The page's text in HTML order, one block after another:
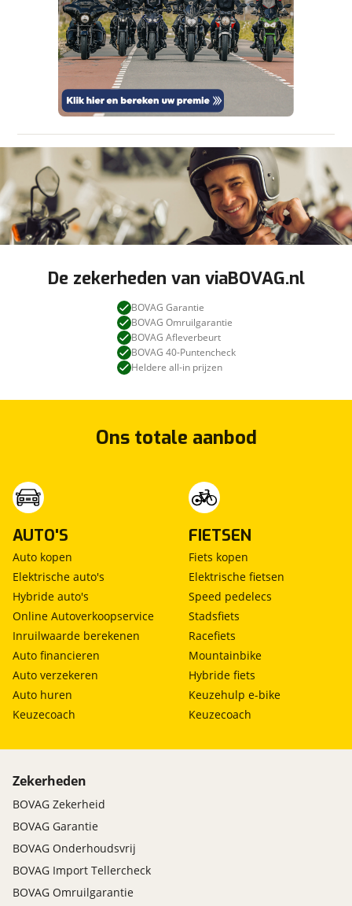
viaBOVAG.nl verwerkt je persoonsgegevens
om je aanvraag zo goed mogelijk bij de
aanbieder te brengen. Lees hier meer over in
onzeprivacyverklaring .
Stuur mijn bevinding door
De zekerheden van viaBOVAG.nl
BOVAG Garantie
BOVAG Omruilgarantie
BOVAG Afleverbeurt
BOVAG 40-Puntencheck
Heldere all-in prijzen
Ons totale aanbod
AUTO'S
Auto kopen
Elektrische auto's
Hybride auto's
Online Autoverkoopservice
Inruilwaarde berekenen
Auto financieren
Auto verzekeren
Auto huren
Keuzecoach
FIETSEN
Fiets kopen
Elektrische fietsen
Speed pedelecs
Stadsfiets
Racefiets
Mountainbike
Hybride fiets
Keuzehulp e-bike
Keuzecoach
Zekerheden
BOVAG Zekerheid
BOVAG Garantie
BOVAG Onderhoudsvrij
BOVAG Import Tellercheck
BOVAG Omruilgarantie